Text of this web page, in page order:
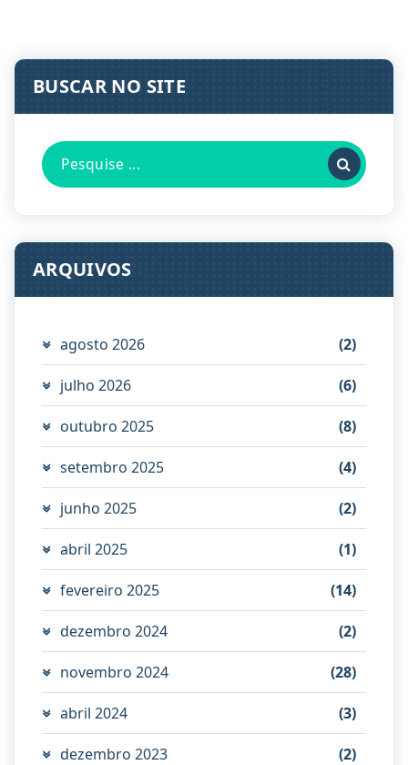
BUSCAR NO SITE
Pesquisa
por:
ARQUIVOS
agosto 2026 (2)
julho 2026 (6)
outubro 2025 (8)
setembro 2025 (4)
junho 2025 (2)
abril 2025 (1)
fevereiro 2025 (14)
dezembro 2024 (2)
novembro 2024 (28)
abril 2024 (3)
dezembro 2023 (2)